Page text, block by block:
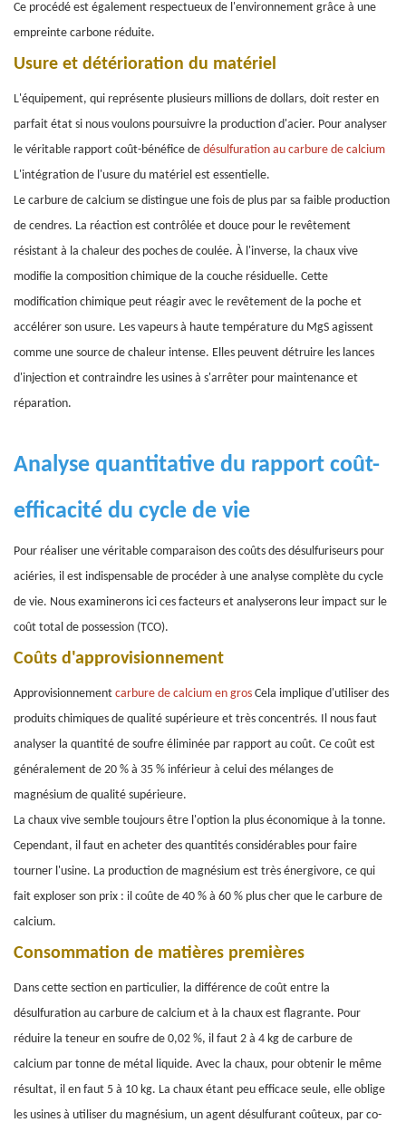
Ce procédé est également respectueux de l'environnement grâce à une
empreinte carbone réduite.
Usure et détérioration du matériel
L'équipement, qui représente plusieurs millions de dollars, doit rester en
parfait état si nous voulons poursuivre la production d'acier. Pour analyser
le véritable rapport coût-bénéfice de désulfuration au carbure de calcium
L'intégration de l'usure du matériel est essentielle.
Le carbure de calcium se distingue une fois de plus par sa faible production
de cendres. La réaction est contrôlée et douce pour le revêtement
résistant à la chaleur des poches de coulée. À l'inverse, la chaux vive
modifie la composition chimique de la couche résiduelle. Cette
modification chimique peut réagir avec le revêtement de la poche et
accélérer son usure. Les vapeurs à haute température du MgS agissent
comme une source de chaleur intense. Elles peuvent détruire les lances
d'injection et contraindre les usines à s'arrêter pour maintenance et
réparation.
Analyse quantitative du rapport coût-
efficacité du cycle de vie
Pour réaliser une véritable comparaison des coûts des désulfuriseurs pour
aciéries, il est indispensable de procéder à une analyse complète du cycle
de vie. Nous examinerons ici ces facteurs et analyserons leur impact sur le
coût total de possession (TCO).
Coûts d'approvisionnement
Approvisionnement carbure de calcium en gros Cela implique d'utiliser des
produits chimiques de qualité supérieure et très concentrés. Il nous faut
analyser la quantité de soufre éliminée par rapport au coût. Ce coût est
généralement de 20 % à 35 % inférieur à celui des mélanges de
magnésium de qualité supérieure.
La chaux vive semble toujours être l'option la plus économique à la tonne.
Cependant, il faut en acheter des quantités considérables pour faire
tourner l'usine. La production de magnésium est très énergivore, ce qui
fait exploser son prix : il coûte de 40 % à 60 % plus cher que le carbure de
calcium.
Consommation de matières premières
Dans cette section en particulier, la différence de coût entre la
désulfuration au carbure de calcium et à la chaux est flagrante. Pour
réduire la teneur en soufre de 0,02 %, il faut 2 à 4 kg de carbure de
calcium par tonne de métal liquide. Avec la chaux, pour obtenir le même
résultat, il en faut 5 à 10 kg. La chaux étant peu efficace seule, elle oblige
les usines à utiliser du magnésium, un agent désulfurant coûteux, par co-